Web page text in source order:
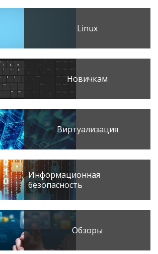
Linux
Новичкам
Виртуализация
Информационная
безопасность
Обзоры